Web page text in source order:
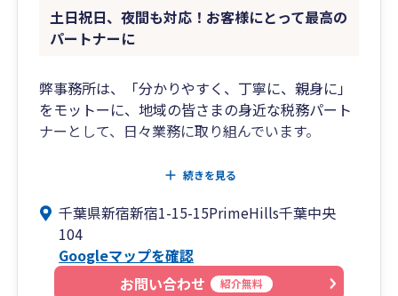
土日祝日、夜間も対応！お客様にとって最高の
パートナーに
弊事務所は、「分かりやすく、丁寧に、親身に」
をモットーに、地域の皆さまの身近な税務パート
ナーとして、日々業務に取り組んでいます。
法人・個人問わず、税務申告や記帳代行、経理支
応。
特に創業間もない企業や個人事業主の方に対して
は、経営のスタートをしっかりと支えるサポート
に力を入れています。
続きを見る
千葉県新宿新宿1-15-15PrimeHills千葉中央
104
Googleマップを確認
お問い合わせ
紹介無料